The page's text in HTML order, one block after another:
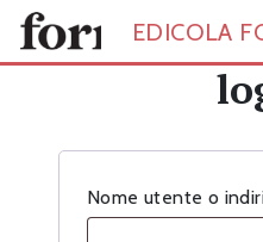
Skip to main content
EDICOLA
Nome utente o